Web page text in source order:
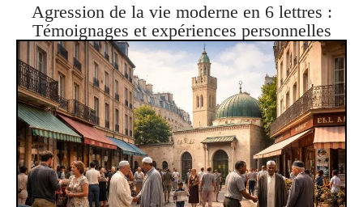
Agression de la vie moderne en 6 lettres :
Témoignages et expériences personnelles